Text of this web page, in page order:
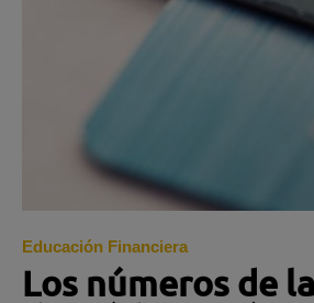
Educación Financiera
Los números de